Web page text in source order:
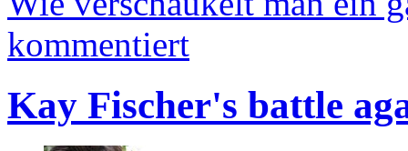
kommentiert
Kay Fischer's battle